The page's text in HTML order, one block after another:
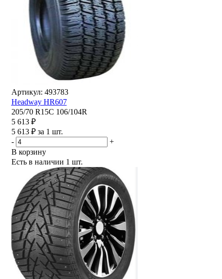
Артикул: 493783
Headway HR607
205/70 R15C 106/104R
5 613 ₽
5 613 ₽ за 1 шт.
-
+
В корзину
Есть в наличии 1 шт.